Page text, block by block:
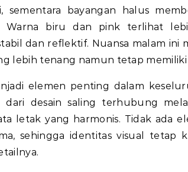
sementara bayangan halus
Warna biru dan pink terlihat
dan reflektif. Nuansa malam ini
lebih tenang namun tetap
elemen penting dalam
dari desain saling terhubung
letak yang harmonis. Tidak ada
sehingga identitas visual tetap